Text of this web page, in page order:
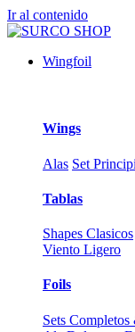
Ir al contenido
Wingfoil
Wings
Alas Set
Tablas
Shapes Clasicos
Viento Ligero
Foils
Sets Completos